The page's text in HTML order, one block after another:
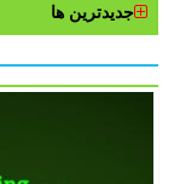
جدیدترین ها